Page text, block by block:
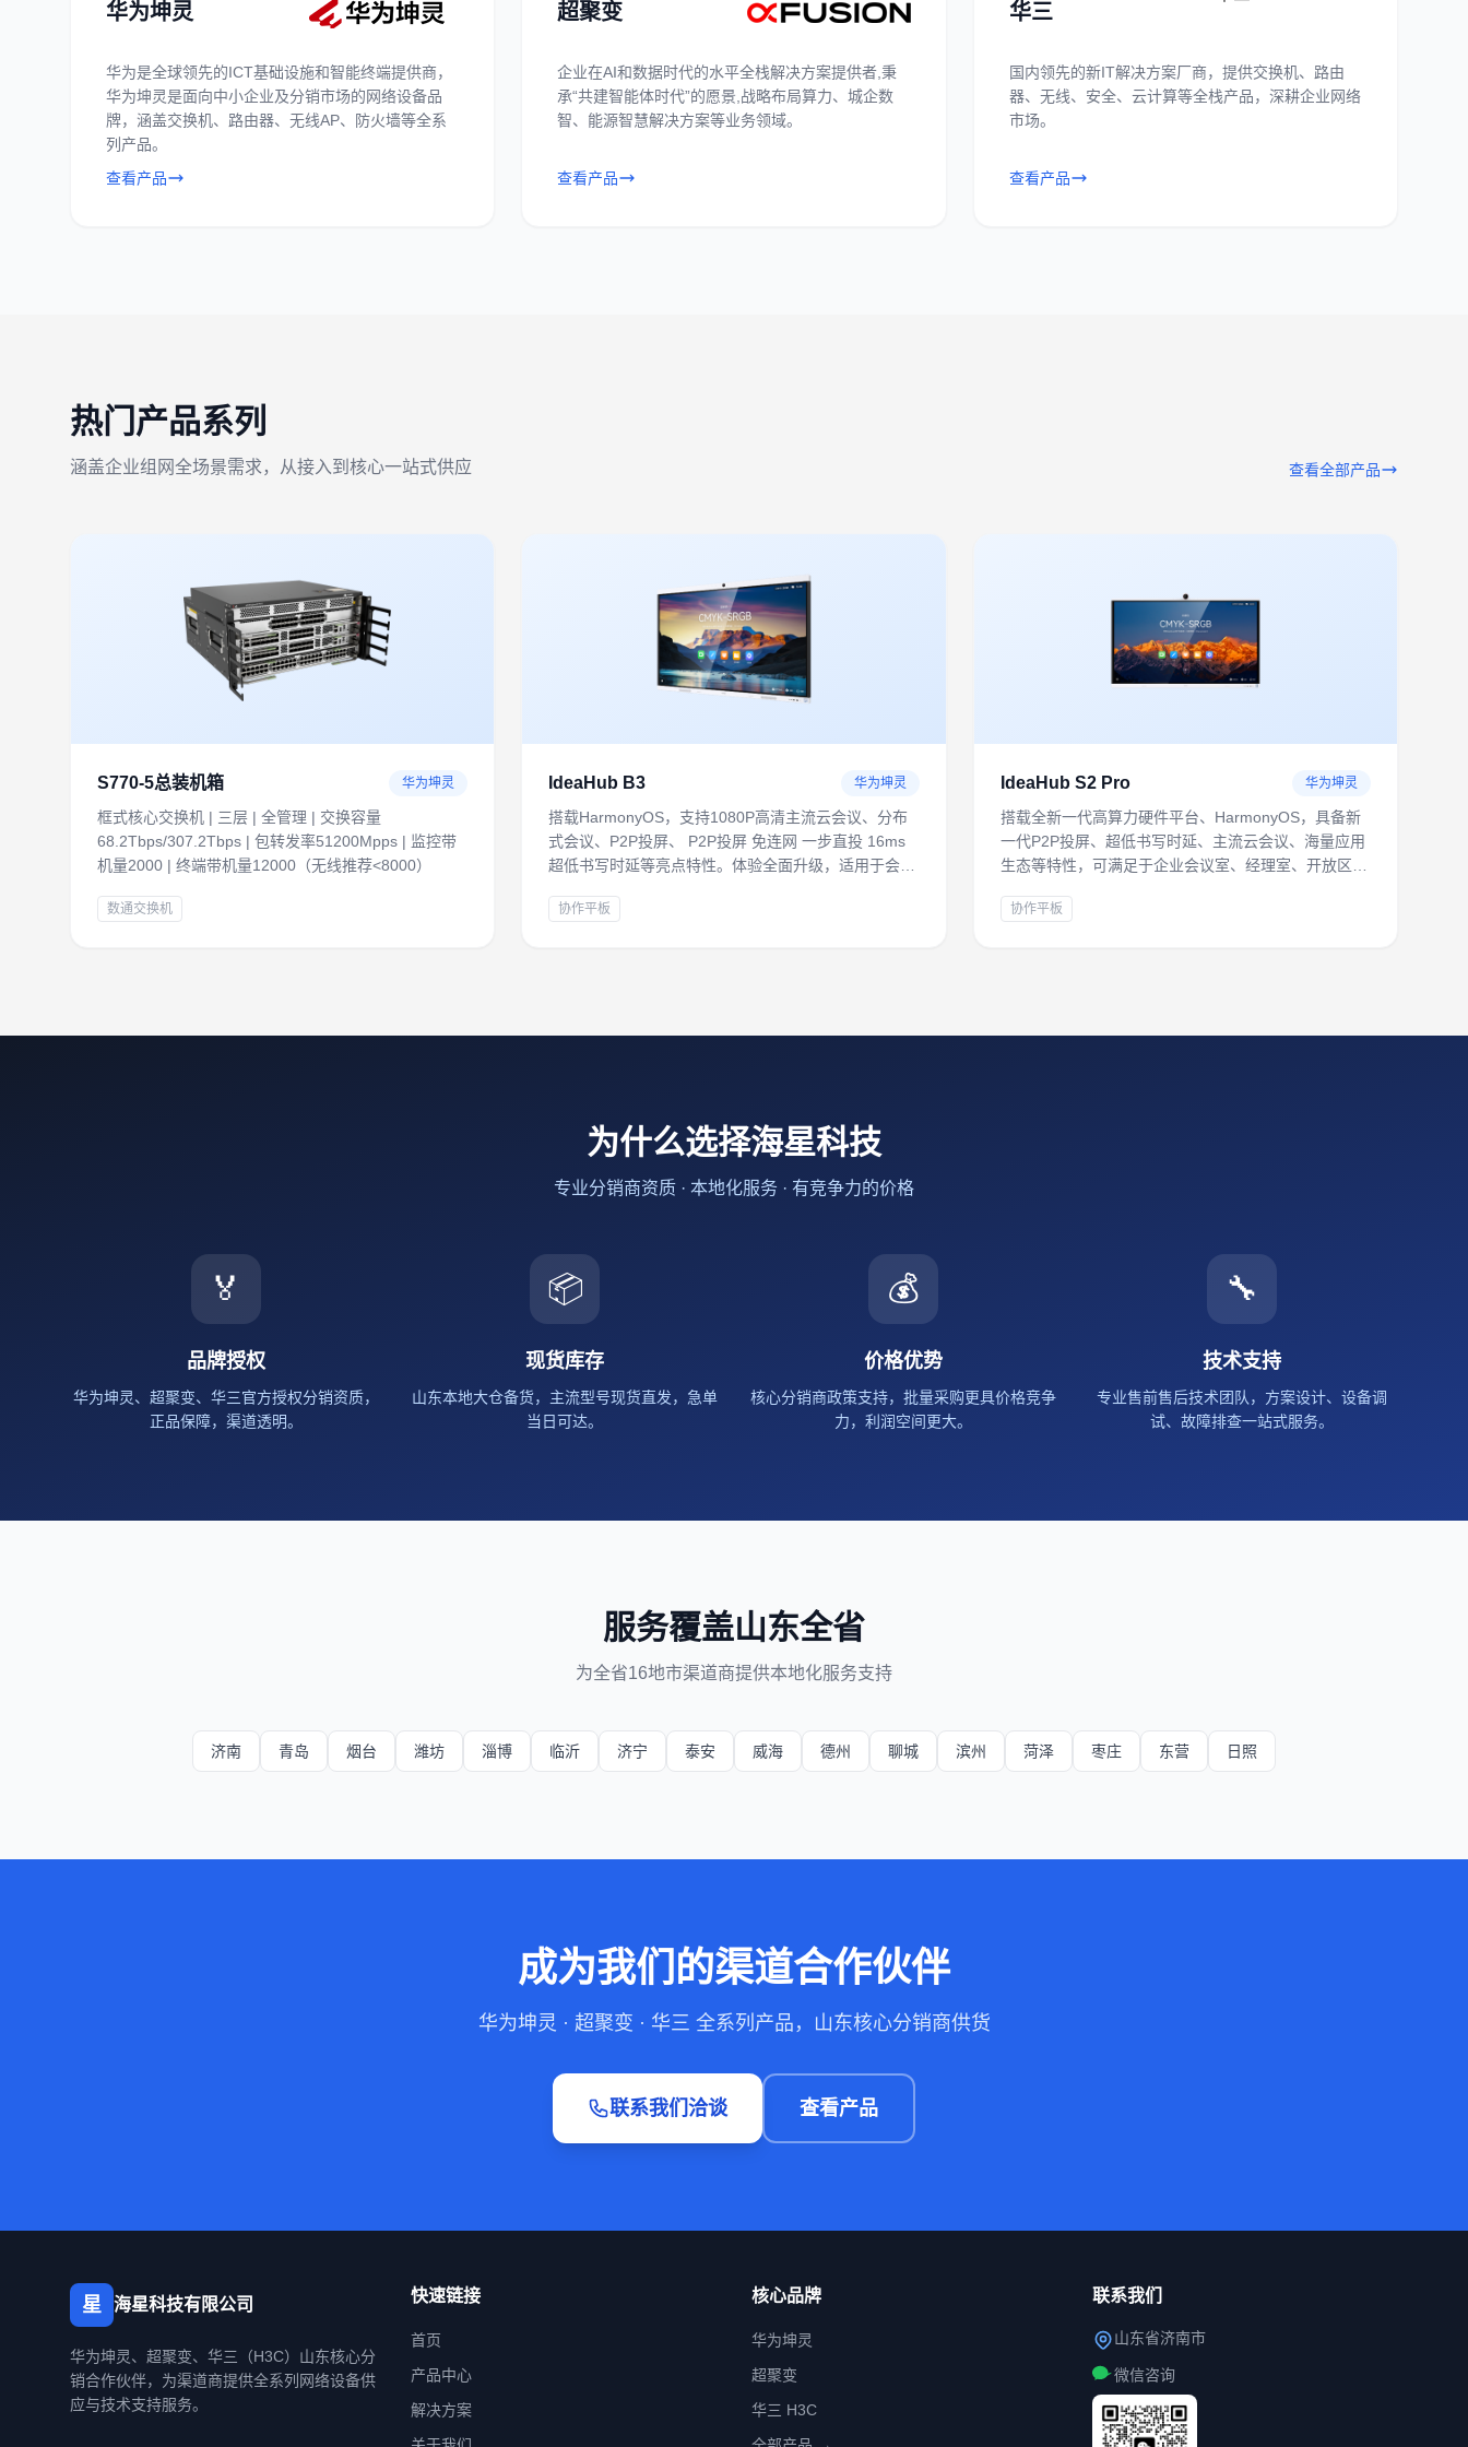
华为坤灵
华为是全球领先的ICT基础设施和智能终端提供商，
华为坤灵是面向中小企业及分销市场的网络设备品
牌，涵盖交换机、路由器、无线AP、防火墙等全系
列产品。
查看产品
超聚变
企业在AI和数据时代的水平全栈解决方案提供者,秉
承“共建智能体时代”的愿景,战略布局算力、城企数
智、能源智慧解决方案等业务领域。
查看产品
华三
国内领先的新IT解决方案厂商，提供交换机、路由
器、无线、安全、云计算等全栈产品，深耕企业网络
市场。
查看产品
热门产品系列
涵盖企业组网全场景需求，从接入到核心一站式供应 查看全部产品
S770-5总装机箱 华为坤灵
框式核心交换机 | 三层 | 全管理 | 交换容量
68.2Tbps/307.2Tbps | 包转发率51200Mpps | 监控带
机量2000 | 终端带机量12000（无线推荐<8000）
数通交换机
IdeaHub B3 华为坤灵
搭载HarmonyOS，支持1080P高清主流云会议、分布
式会议、P2P投屏、 P2P投屏 免连网 一步直投 16ms
超低书写时延等亮点特性。体验全面升级，适用于会议
公需求
协作平板
IdeaHub S2 Pro 华为坤灵
搭载全新一代高算力硬件平台、HarmonyOS，具备新
一代P2P投屏、超低书写时延、主流云会议、海量应用
生态等特性，可满足于企业会议室、经理室、开放区等
协作平板
为什么选择海星科技
专业分销商资质 · 本地化服务 · 有竞争力的价格
🏅
品牌授权
华为坤灵、超聚变、华三官方授权分销资质，
正品保障，渠道透明。
📦
现货库存
山东本地大仓备货，主流型号现货直发，急单
当日可达。
💰
价格优势
核心分销商政策支持，批量采购更具价格竞争
力，利润空间更大。
🔧
技术支持
专业售前售后技术团队，方案设计、设备调
试、故障排查一站式服务。
服务覆盖山东全省
为全省16地市渠道商提供本地化服务支持
济南 青岛 烟台 潍坊 淄博 临沂 济宁 泰安 威海 德州 聊城 滨州 菏泽 枣庄 东营 日照
成为我们的渠道合作伙伴
华为坤灵 · 超聚变 · 华三 全系列产品，山东核心分销商供货
联系我们洽谈 查看产品
星 海星科技有限公司
华为坤灵、超聚变、华三（H3C）山东核心分
销合作伙伴，为渠道商提供全系列网络设备供
应与技术支持服务。
快速链接
首页
产品中心
解决方案
核心品牌
华为坤灵
超聚变
华三 H3C
联系我们
山东省济南市
微信咨询